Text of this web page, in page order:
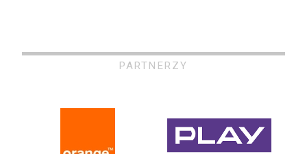
PARTNERZY